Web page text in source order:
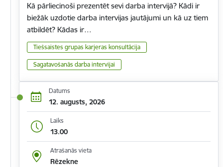
Kā pārliecinoši prezentēt sevi darba intervijā? Kādi ir
biežāk uzdotie darba intervijas jautājumi un kā uz tiem
atbildēt? Kādas ir…
Tiešsaistes grupas karjeras konsultācija
Sagatavošanās darba intervijai
Datums
12. augusts, 2026
Laiks
13.00
Atrašanās vieta
Rēzekne